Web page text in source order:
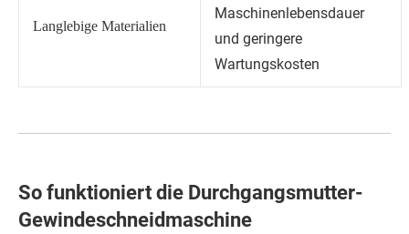
Langlebige Materialien
Maschinenlebensdauer
und geringere
Wartungskosten
So funktioniert die Durchgangsmutter-
Gewindeschneidmaschine